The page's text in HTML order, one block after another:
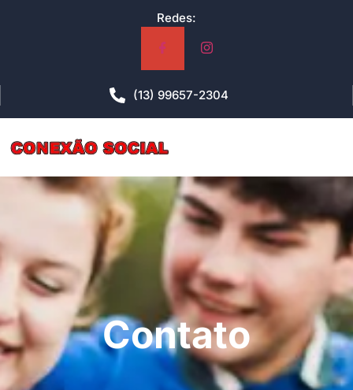
Redes:
(13) 99657-2304
Contato